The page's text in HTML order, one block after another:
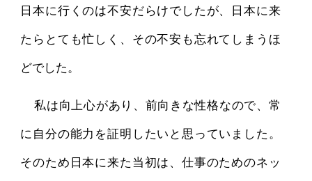
日本に行くのは不安だらけでしたが、日本に来
たらとても忙しく、その不安も忘れてしまうほ
どでした。
私は向上心があり、前向きな性格なので、常
に自分の能力を証明したいと思っていました。
そのため日本に来た当初は、仕事のためのネッ